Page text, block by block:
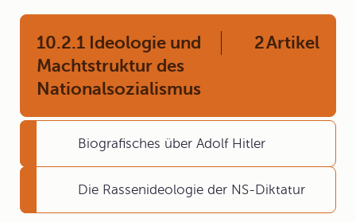
10.2.1 Ideologie und
Machtstruktur des
Nationalsozialismus
2Artikel
Biografisches über Adolf Hitler
Die Rassenideologie der NS-Diktatur